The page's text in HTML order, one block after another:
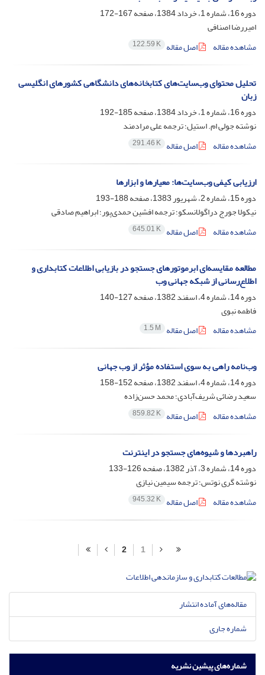
دوره 16، شماره 1، خرداد 1384، صفحه
167-172
امیررضا اصنافی
مشاهده مقاله
اصل مقاله 122.59 K
تحلیل محتوای وب‌سایت‌های کتابخانه‌های دانشگاهی کشورهای انگلیسی
زبان
دوره 16، شماره 1، خرداد 1384، صفحه
185-192
نوشته جولی ام. استیل؛ ترجمه علی مرادمند
مشاهده مقاله
اصل مقاله 291.46 K
ارزیابی کیفی وب‌سایت‌ها: معیارها و ابزارها
دوره 15، شماره 2، شهریور 1383، صفحه
188-193
نیکولا جورج دراگولانسکو؛ ترجمه افشین حمدی‌پور؛ ابراهیم صادقی
مشاهده مقاله
اصل مقاله 645.01 K
مطالعه مقایسه‌ای ابرموتورهای جستجو در بازیابی اطلاعات کتابداری و
اطلاع‌رسانی از شبکه جهانی وب
دوره 14، شماره 4، اسفند 1382، صفحه
127-140
فاطمه نبوی
مشاهده مقاله
اصل مقاله 1.5 M
وب‌نامه راهی به سوی استفاده مؤثر از وب جهانی
دوره 14، شماره 4، اسفند 1382، صفحه
152-158
سعید رضائی شریف‌آبادی؛ محمد حسن‌زاده
مشاهده مقاله
اصل مقاله 859.82 K
راهبردها و شیوه‌های جستجو در اینترنت
دوره 14، شماره 3، آذر 1382، صفحه
126-133
نوشته گری نوتس؛ ترجمه سیمین نیازی
مشاهده مقاله
اصل مقاله 945.32 K
1
2
مقاله‌های آماده انتشار
شماره جاری
شماره‌های پیشین نشریه